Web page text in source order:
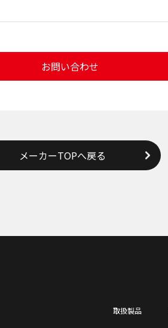
お問い合わせ
メーカーTOPへ戻る
取扱製品